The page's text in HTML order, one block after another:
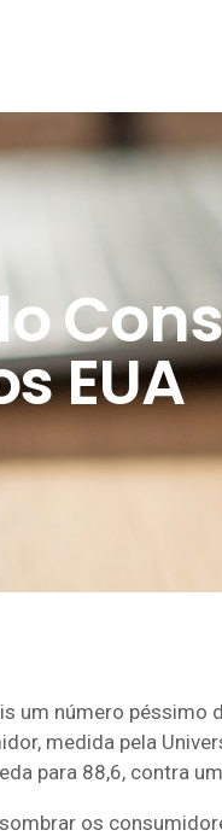
EUA
um número péssimo
medida pela
para 88,6, contra
os